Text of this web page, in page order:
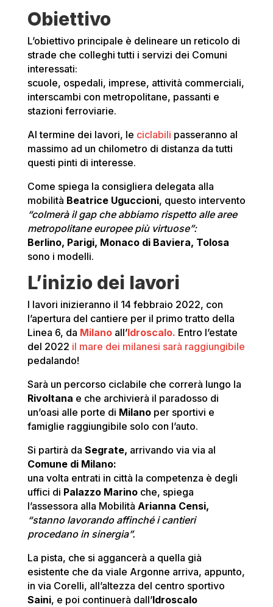
Obiettivo
L’obiettivo principale è delineare un reticolo di
strade che colleghi tutti i servizi dei Comuni
interessati:
scuole, ospedali, imprese, attività commerciali,
interscambi con metropolitane, passanti e
stazioni ferroviarie.
Al termine dei lavori, le ciclabili passeranno al
massimo ad un chilometro di distanza da tutti
questi pinti di interesse.
Come spiega la consigliera delegata alla
mobilità Beatrice Uguccioni, questo intervento
“colmerà il gap che abbiamo rispetto alle aree
metropolitane europee più virtuose”:
Berlino, Parigi, Monaco di Baviera, Tolosa
sono i modelli.
L’inizio dei lavori
I lavori inizieranno il 14 febbraio 2022, con
l’apertura del cantiere per il primo tratto della
Linea 6, da Milanoall’Idroscalo. Entro l’estate
del 2022 il mare dei milanesi sarà raggiungibile
pedalando!
Sarà un percorso ciclabile che correrà lungo la
Rivoltana e che archivierà il paradosso di
un’oasi alle porte di Milanoper sportivi e
famiglie raggiungibile solo con l’auto.
Si partirà da Segrate, arrivando via via al
Comune di Milano:
una volta entrati in città la competenza è degli
uffici di Palazzo Marinoche, spiega
l’assessora alla Mobilità Arianna Censi,
“stanno lavorando affinché i cantieri
procedano in sinergia”.
La pista, che si aggancerà a quella già
esistente che da viale Argonne arriva, appunto,
in via Corelli, all’altezza del centro sportivo
Saini, e poi continuerà dall’Idroscalo